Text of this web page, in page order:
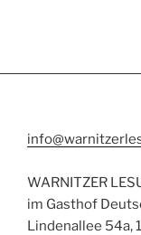
WARNITZER
im Gasthof
Lindenallee 54a,